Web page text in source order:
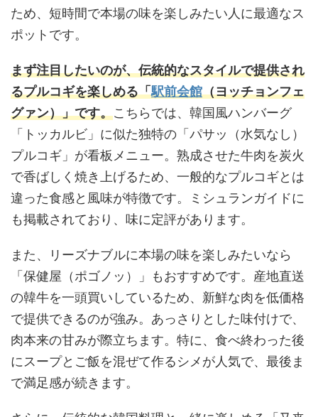
ため、短時間で本場の味を楽しみたい人に最適なス
ポットです。
まず注目したいのが、伝統的なスタイルで提供され
るプルコギを楽しめる「駅前会館（ヨッチョンフェ
グァン）」です。こちらでは、韓国風ハンバーグ
「トッカルビ」に似た独特の「パサッ（水気なし）
プルコギ」が看板メニュー。熟成させた牛肉を炭火
で香ばしく焼き上げるため、一般的なプルコギとは
違った食感と風味が特徴です。ミシュランガイドに
も掲載されており、味に定評があります。
また、リーズナブルに本場の味を楽しみたいなら
「保健屋（ポゴノッ）」もおすすめです。産地直送
の韓牛を一頭買いしているため、新鮮な肉を低価格
で提供できるのが強み。あっさりとした味付けで、
肉本来の甘みが際立ちます。特に、食べ終わった後
にスープとご飯を混ぜて作るシメが人気で、最後ま
で満足感が続きます。